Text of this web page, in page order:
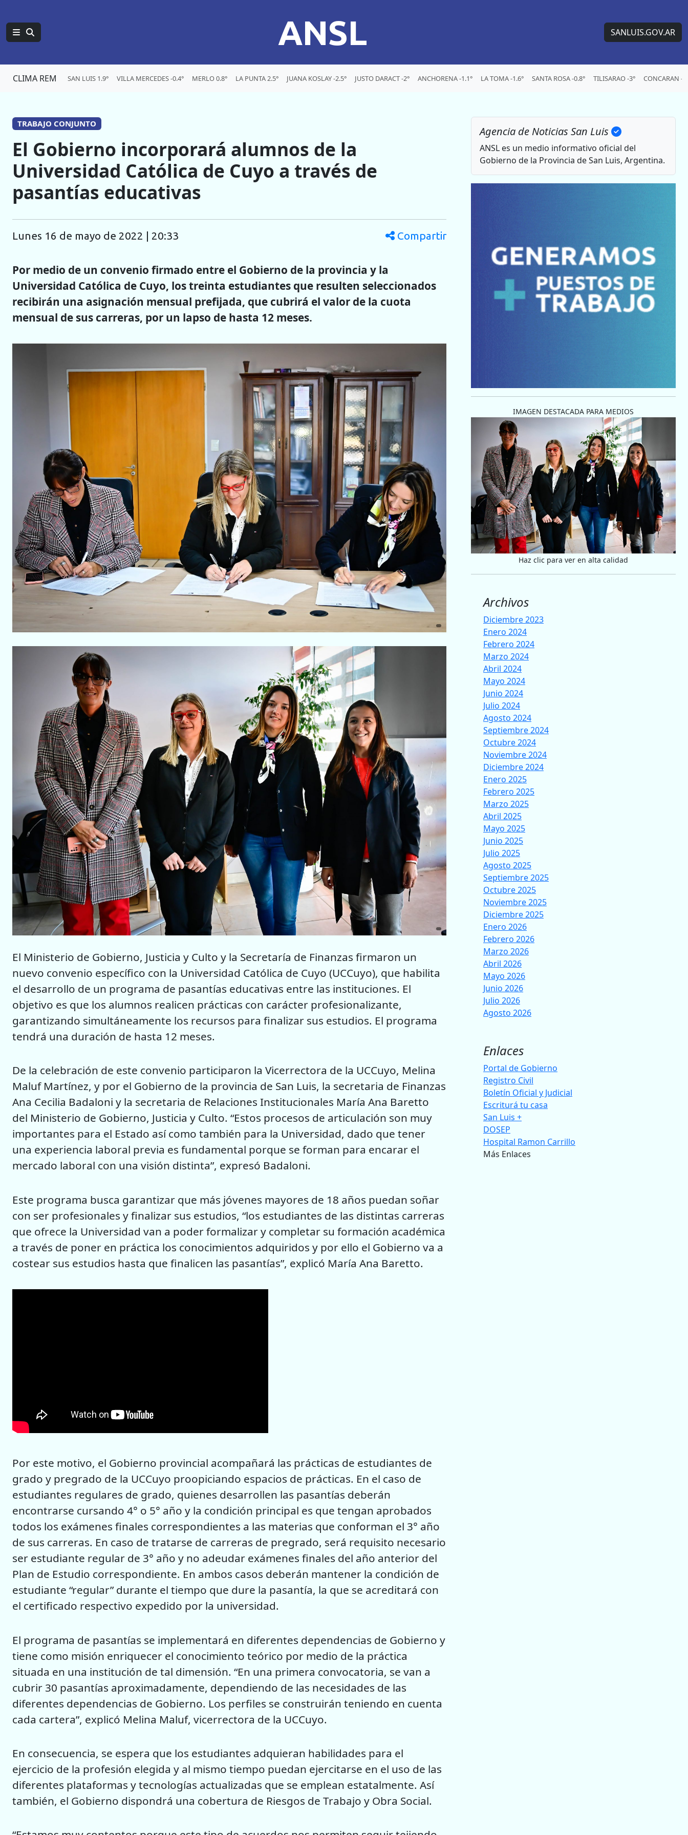
ANSL SANLUIS.GOV.AR
CLIMA REM SAN LUIS 1.9° VILLA MERCEDES -0.4° MERLO 0.8° LA PUNTA 2.5° JUANA KOSLAY -2.5° JUSTO DARACT -2° ANCHORENA -1.1° LA TOMA -1.6° SANTA ROSA -0.8° TILISARAO -3° CONCARAN -
TRABAJO CONJUNTO
El Gobierno incorporará alumnos de la
Universidad Católica de Cuyo a través de
pasantías educativas
lunes 16 de mayo de 2022 | 20:33 Compartir
Por medio de un convenio firmado entre el Gobierno de la provincia y la
Universidad Católica de Cuyo, los treinta estudiantes que resulten seleccionados
recibirán una asignación mensual prefijada, que cubrirá el valor de la cuota
mensual de sus carreras, por un lapso de hasta 12 meses.
El Ministerio de Gobierno, Justicia y Culto y la Secretaría de Finanzas firmaron un
nuevo convenio específico con la Universidad Católica de Cuyo (UCCuyo), que habilita
el desarrollo de un programa de pasantías educativas entre las instituciones. El
objetivo es que los alumnos realicen prácticas con carácter profesionalizante,
garantizando simultáneamente los recursos para finalizar sus estudios. El programa
tendrá una duración de hasta 12 meses.
De la celebración de este convenio participaron la Vicerrectora de la UCCuyo, Melina
Maluf Martínez, y por el Gobierno de la provincia de San Luis, la secretaria de Finanzas
Ana Cecilia Badaloni y la secretaria de Relaciones Institucionales María Ana Baretto
del Ministerio de Gobierno, Justicia y Culto. “Estos procesos de articulación son muy
importantes para el Estado así como también para la Universidad, dado que tener
una experiencia laboral previa es fundamental porque se forman para encarar el
mercado laboral con una visión distinta”, expresó Badaloni.
Este programa busca garantizar que más jóvenes mayores de 18 años puedan soñar
con ser profesionales y finalizar sus estudios, “los estudiantes de las distintas carreras
que ofrece la Universidad van a poder formalizar y completar su formación académica
a través de poner en práctica los conocimientos adquiridos y por ello el Gobierno va a
costear sus estudios hasta que finalicen las pasantías”, explicó María Ana Baretto.
Por este motivo, el Gobierno provincial acompañará las prácticas de estudiantes de
grado y pregrado de la UCCuyo proopiciando espacios de prácticas. En el caso de
estudiantes regulares de grado, quienes desarrollen las pasantías deberán
encontrarse cursando 4° o 5° año y la condición principal es que tengan aprobados
todos los exámenes finales correspondientes a las materias que conforman el 3° año
de sus carreras. En caso de tratarse de carreras de pregrado, será requisito necesario
ser estudiante regular de 3° año y no adeudar exámenes finales del año anterior del
Plan de Estudio correspondiente. En ambos casos deberán mantener la condición de
estudiante “regular” durante el tiempo que dure la pasantía, la que se acreditará con
el certificado respectivo expedido por la universidad.
El programa de pasantías se implementará en diferentes dependencias de Gobierno y
tiene como misión enriquecer el conocimiento teórico por medio de la práctica
situada en una institución de tal dimensión. “En una primera convocatoria, se van a
cubrir 30 pasantías aproximadamente, dependiendo de las necesidades de las
diferentes dependencias de Gobierno. Los perfiles se construirán teniendo en cuenta
cada cartera”, explicó Melina Maluf, vicerrectora de la UCCuyo.
En consecuencia, se espera que los estudiantes adquieran habilidades para el
ejercicio de la profesión elegida y al mismo tiempo puedan ejercitarse en el uso de las
diferentes plataformas y tecnologías actualizadas que se emplean estatalmente. Así
también, el Gobierno dispondrá una cobertura de Riesgos de Trabajo y Obra Social.
Agencia de Noticias San Luis
ANSL es un medio informativo oficial del
Gobierno de la Provincia de San Luis, Argentina.
IMAGEN DESTACADA PARA MEDIOS
Haz clic para ver en alta calidad
Archivos
Diciembre 2023
Enero 2024
Febrero 2024
Marzo 2024
Abril 2024
Mayo 2024
Junio 2024
Julio 2024
Agosto 2024
Septiembre 2024
Octubre 2024
Noviembre 2024
Diciembre 2024
Enero 2025
Febrero 2025
Marzo 2025
Abril 2025
Mayo 2025
Junio 2025
Julio 2025
Agosto 2025
Septiembre 2025
Octubre 2025
Noviembre 2025
Diciembre 2025
Enero 2026
Febrero 2026
Marzo 2026
Abril 2026
Mayo 2026
Junio 2026
Julio 2026
Agosto 2026
Enlaces
Portal de Gobierno
Registro Civil
Boletín Oficial y Judicial
Escriturá tu casa
San Luis +
DOSEP
Hospital Ramon Carrillo
Más Enlaces